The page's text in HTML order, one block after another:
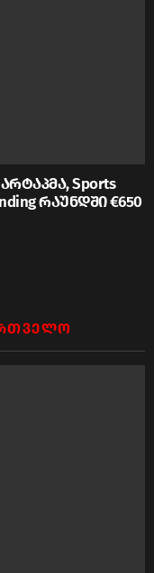
Sports
რაუნდში €650